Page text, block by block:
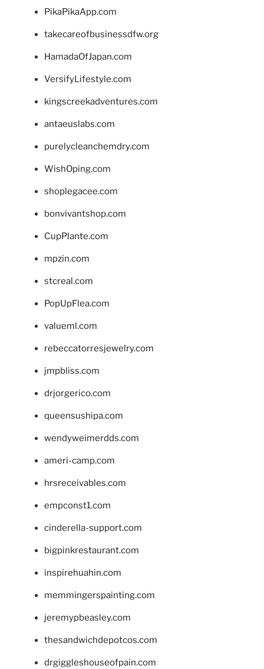
PikaPikaApp.com
takecareofbusinessdfw.org
HamadaOfJapan.com
VersifyLifestyle.com
kingscreekadventures.com
antaeuslabs.com
purelycleanchemdry.com
WishOping.com
shoplegacee.com
bonvivantshop.com
CupPlante.com
mpzin.com
stcreal.com
PopUpFlea.com
valueml.com
rebeccatorresjewelry.com
jmpbliss.com
drjorgerico.com
queensushipa.com
wendyweimerdds.com
ameri-camp.com
hrsreceivables.com
empconst1.com
cinderella-support.com
bigpinkrestaurant.com
inspirehuahin.com
memmingerspainting.com
jeremypbeasley.com
thesandwichdepotcos.com
drgiggleshouseofpain.com